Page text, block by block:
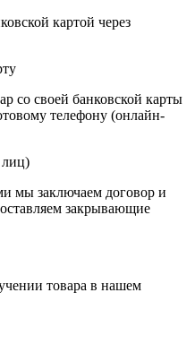
картой через
со своей банковской карты
телефону (онлайн-
лиц)
мы заключаем договор и
закрывающие
товара в нашем